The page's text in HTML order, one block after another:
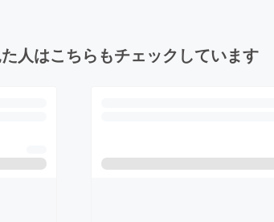
人はこちらもチェックしています